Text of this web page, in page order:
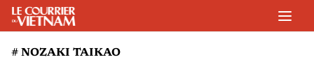
# NOZAKI TAIKAO